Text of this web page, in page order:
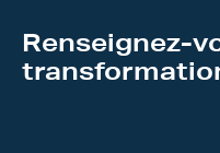
Renseignez-